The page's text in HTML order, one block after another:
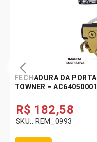
FECHADURA DA
TOWNER = AC64050001
R$ 182,58
SKU.: REM_0993